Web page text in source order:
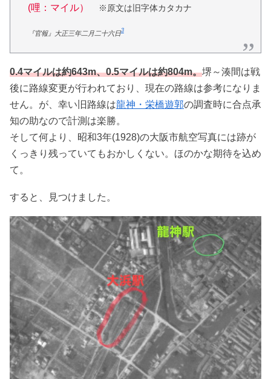
(哩：マイル）
※原文は旧字体カタカナ
『官報』大正三年二月二十六日3
0.4マイルは約643m、0.5マイルは約804m。堺～湊間は戦
後に路線変更が行われており、現在の路線は参考になりま
せん。が、幸い旧路線は龍神・栄橋遊郭の調査時に合点承
知の助なので計測は楽勝。
そして何より、昭和3年(1928)の大阪市航空写真には跡が
くっきり残っていてもおかしくない。ほのかな期待を込め
て。
すると、見つけました。